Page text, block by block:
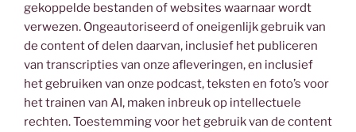
gekoppelde bestanden of websites waarnaar wordt
verwezen. Ongeautoriseerd of oneigenlijk gebruik van
de content of delen daarvan, inclusief het publiceren
van transcripties van onze afleveringen, en inclusief
het gebruiken van onze podcast, teksten en foto’s voor
het trainen van AI, maken inbreuk op intellectuele
rechten. Toestemming voor het gebruik van de content